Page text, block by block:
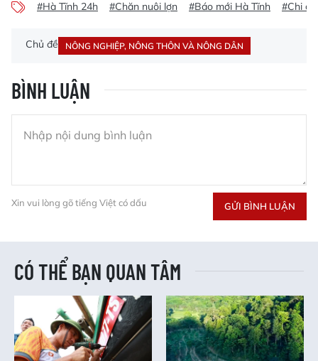
#Hà Tĩnh 24h #Chăn nuôi lợn #Báo mới Hà Tĩnh #Chi
Chủ đề NÔNG NGHIỆP, NÔNG THÔN VÀ NÔNG DÂN
BÌNH LUẬN
Xin vui lòng gõ tiếng Việt có dấu GỬI BÌNH LUẬN
CÓ THỂ BẠN QUAN TÂM